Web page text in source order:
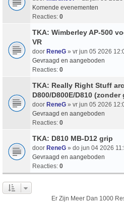
Komende evenementen
Reacties: 0
TKA: Wimberley AP-500
VR
door ReneG » vr jun 05 2026
Gevraagd en aangeboden
Reacties: 0
TKA: Really Right Stuff
D800/D800E/D810 (zonder
door ReneG » vr jun 05 2026
Gevraagd en aangeboden
Reacties: 0
TKA: D810 MB-D12 grip
door ReneG » do jun 04 2026
Gevraagd en aangeboden
Reacties: 0
Er Zijn Meer Dan 1000